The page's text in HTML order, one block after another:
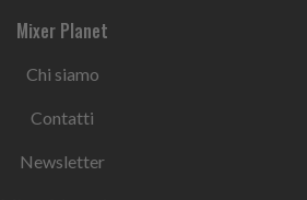
Mixer Planet
Chi siamo
Contatti
Newsletter